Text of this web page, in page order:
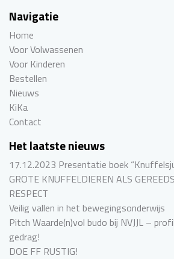
Navigatie
Home
Voor Volwassenen
Voor Kinderen
Bestellen
Nieuws
KiKa
Contact
Het laatste nieuws
17.12.2023 Presentatie boek
GROTE KNUFFELDIEREN ALS
RESPECT
Veilig vallen in het bewegingsonderwijs
Pitch Waarde(n)vol budo bij NVJJL –
gedrag!
DOE FF RUSTIG!